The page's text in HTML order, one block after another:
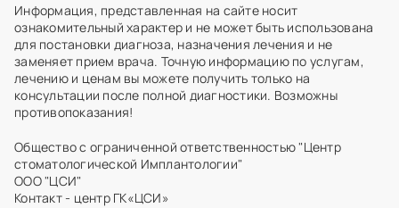
Информация, представленная на сайте носит
ознакомительный характер и не может быть использована
для постановки диагноза, назначения лечения и не
заменяет прием врача. Точную информацию по услугам,
лечению и ценам вы можете получить только на
консультации после полной диагностики. Возможны
противопоказания!
Общество с ограниченной ответственностью "Центр
стоматологической Имплантологии"
ООО "ЦСИ"
Контакт - центр ГК«ЦСИ»